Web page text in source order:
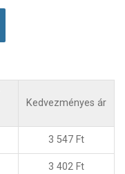
Kedvezményes ár
3 547 Ft
3 402 Ft